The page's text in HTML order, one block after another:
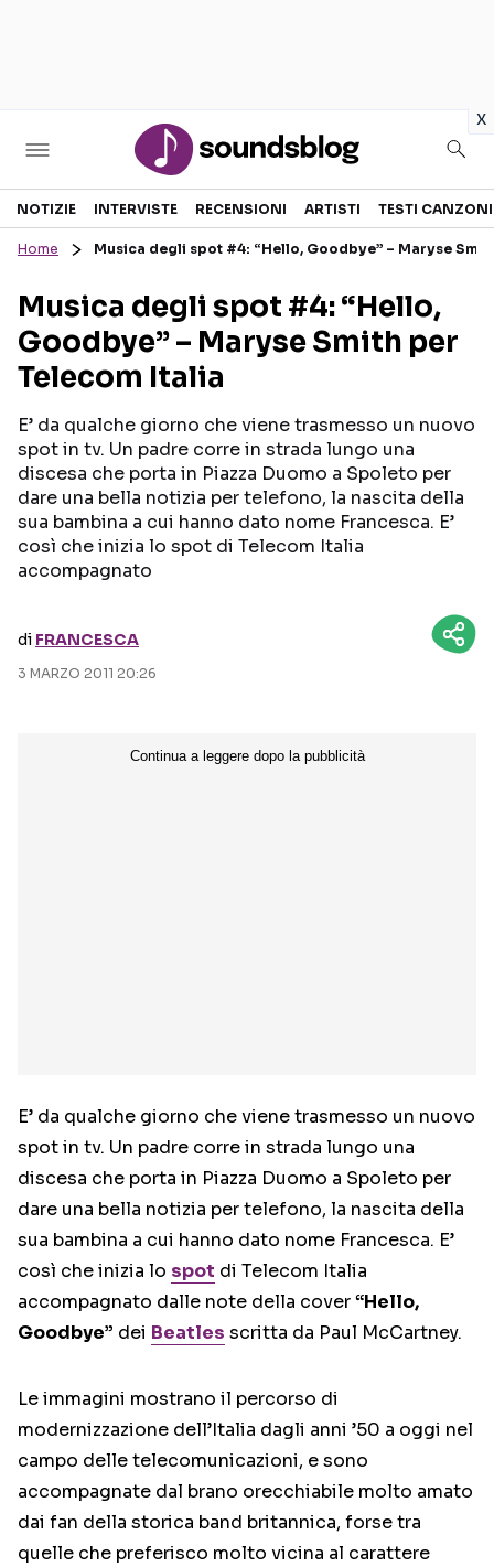
x
Sezioni
RECENSIONI MUSICALI
INTERVISTE
GOSSIP E CURIOSITÀ
TESTI CANZONI
TOUR ED EVENTI
Seguici sui social
NOTIZIE INTERVISTE RECENSIONI ARTISTI TESTI CANZONI
Home Musica degli spot #4: “Hello, Goodbye” – Maryse
Musica degli spot #4: “Hello,
Goodbye” – Maryse Smith per
Telecom Italia
E’ da qualche giorno che viene trasmesso un nuovo
spot in tv. Un padre corre in strada lungo una
discesa che porta in Piazza Duomo a Spoleto per
dare una bella notizia per telefono, la nascita della
sua bambina a cui hanno dato nome Francesca. E’
così che inizia lo spot di Telecom Italia
accompagnato
di FRANCESCA
3 MARZO 2011 20:26
E’ da qualche giorno che viene trasmesso un nuovo
spot in tv. Un padre corre in strada lungo una
discesa che porta in Piazza Duomo a Spoleto per
dare una bella notizia per telefono, la nascita della
sua bambina a cui hanno dato nome Francesca. E’
così che inizia lo spot di Telecom Italia
accompagnato dalle note della cover“Hello,
Goodbye” dei Beatles scritta da Paul McCartney.
Le immagini mostrano il percorso di
modernizzazione dell’Italia dagli anni ’50 a oggi nel
campo delle telecomunicazioni, e sono
accompagnate dal brano orecchiabile molto amato
dai fan della storica band britannica, forse tra
quelle che preferisco molto vicina al carattere